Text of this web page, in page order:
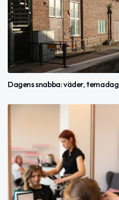
Dagens snabba: väder,